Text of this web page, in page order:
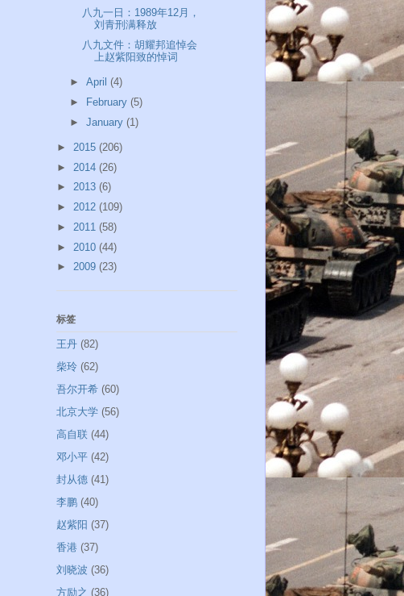
八九一日：1989年12月，
刘青刑满释放
八九文件：胡耀邦追悼会
上赵紫阳致的悼词
► April (4)
►
February (5)
► January (1)
► 2015 (206)
► 2014 (26)
► 2013 (6)
► 2012 (109)
► 2011 (58)
► 2010 (44)
► 2009 (23)
标签
王丹 (82)
柴玲 (62)
吾尔开希 (60)
北京大学 (56)
高自联 (44)
邓小平 (42)
封从德 (41)
李鹏 (40)
赵紫阳 (37)
香港 (37)
刘晓波 (36)
方励之 (36)